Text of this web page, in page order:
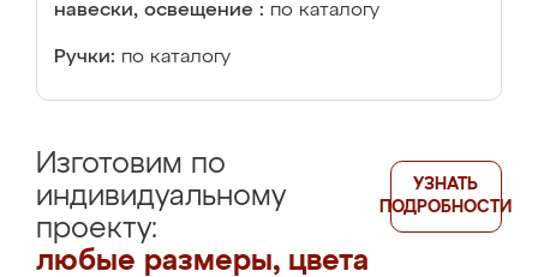
навески, освещение : по каталогу
Ручки: по каталогу
Изготовим по
индивидуальному
проекту:
любые размеры, цвета
УЗНАТЬ
ПОДРОБНОСТИ